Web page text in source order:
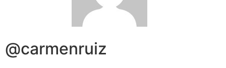
@carmenruiz